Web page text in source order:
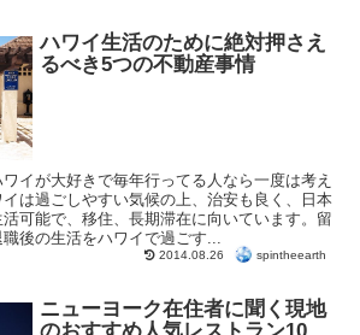
ハワイ生活のために絶対押さえ
るべき5つの不動産事情
ワイが大好きで毎年行ってる人なら一度は考え
は過ごしやすい気候の上、治安も良く、日本
可能で、移住、長期滞在に向いています。留
後の生活をハワイで過ごす...
2014.08.26 spintheearth
ニューヨーク在住者に聞く現地